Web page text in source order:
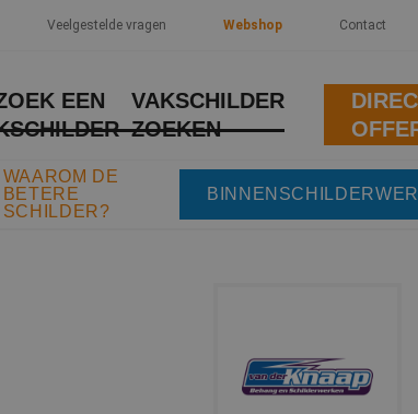
Veelgestelde vragen Webshop Contact
EEN
VAKSCHILDER
ZOEKEN
WAAROM DE
BETERE
SCHILDER?